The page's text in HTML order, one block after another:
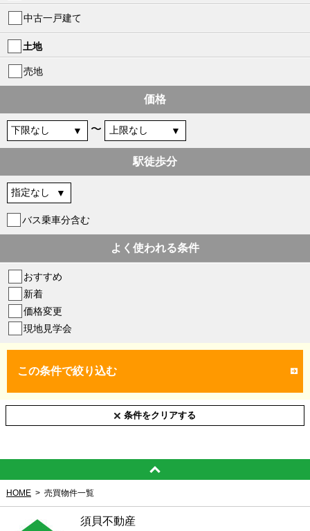
中古一戸建て
土地
売地
価格
〜
駅徒歩分
バス乗車分含む
よく使われる条件
おすすめ
新着
価格変更
現地見学会
この条件で絞り込む
条件をクリアする
HOME 売買物件一覧
須貝不動産